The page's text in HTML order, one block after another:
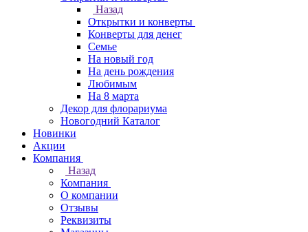
Назад
Открытки и конверты
Конверты для денег
Семье
На новый год
На день рождения
Любимым
На 8 марта
Декор для флорариума
Новогодний Каталог
Новинки
Акции
Компания
Назад
Компания
О компании
Отзывы
Реквизиты